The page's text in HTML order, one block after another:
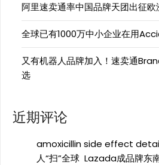
阿里速卖通率中国品牌天团出征欧
全球已有1000万中小企业在用
又有机器人品牌加入！速卖通
选
近期评论
amoxicillin side effect
人“扫”全球 Lazada成品牌东